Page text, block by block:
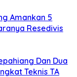
Amankan 5
Resedivis
Dan Dua
Teknis TA